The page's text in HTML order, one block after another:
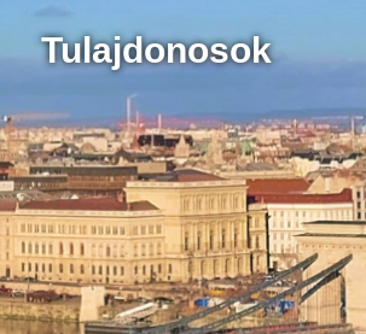
Tulajdonosok